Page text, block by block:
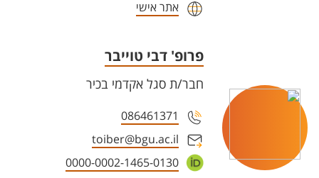
אתר אישי
פרופ' דבי טוייבר
חבר/ת סגל אקדמי בכיר
086461371
toiber@bgu.ac.il
0000-0002-1465-0130